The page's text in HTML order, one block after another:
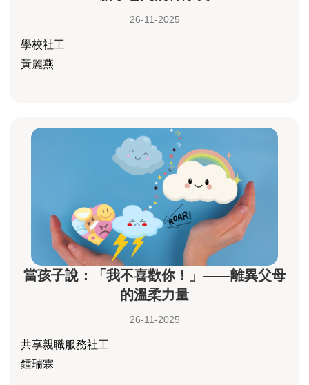
26-11-2025
學校社工
黃麗燕
當孩子說：「我不喜歡你！」——離異父母
的溫柔力量
26-11-2025
共享親職服務社工
鍾瑞霖